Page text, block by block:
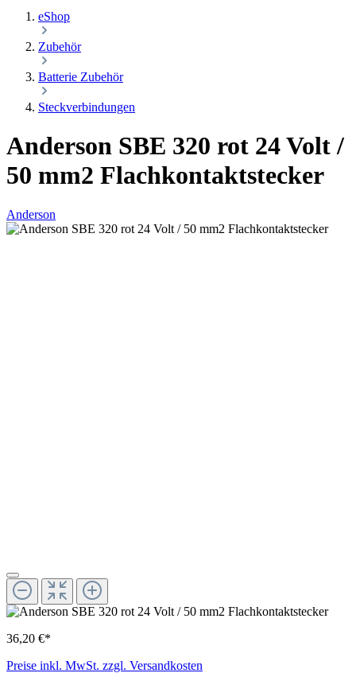
eShop
Zubehör
Batterie Zubehör
Steckverbindungen
Anderson SBE 320 rot 24 Volt /
50 mm2 Flachkontaktstecker
Anderson
36,20 €*
Preise inkl. MwSt. zzgl. Versandkosten